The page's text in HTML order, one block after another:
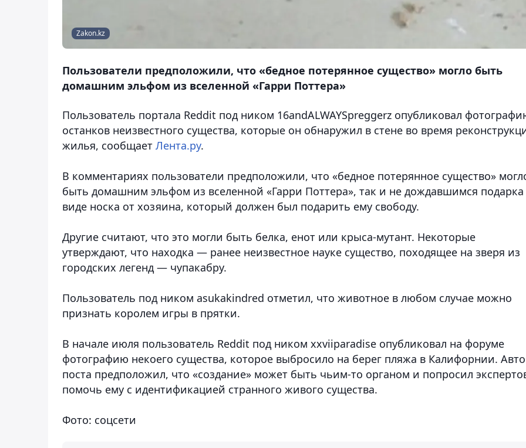
Zakon.kz
Пользователи предположили, что «бедное потерянное существо» могло быть
домашним эльфом из вселенной «Гарри Поттера»
Пользователь портала Reddit под ником 16andALWAYSpreggerz опубликовал
останков неизвестного существа, которые он обнаружил в стене во время
жилья, сообщает Лента.ру.
В комментариях пользователи предположили, что «бедное потерянное существо»
быть домашним эльфом из вселенной «Гарри Поттера», так и не дождавшимся подарка
виде носка от хозяина, который должен был подарить ему свободу.
Другие считают, что это могли быть белка, енот или крыса-мутант. Некоторые
утверждают, что находка — ранее неизвестное науке существо, походящее на зверя из
городских легенд — чупакабру.
Пользователь под ником asukakindred отметил, что животное в любом случае можно
признать королем игры в прятки.
В начале июля пользователь Reddit под ником xxviiparadise опубликовал на форуме
фотографию некоего существа, которое выбросило на берег пляжа в Калифорнии.
поста предположил, что «создание» может быть чьим-то органом и попросил
помочь ему с идентификацией странного живого существа.
Фото: соцсети